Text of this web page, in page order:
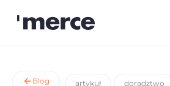
Blog artykuł doradztwo